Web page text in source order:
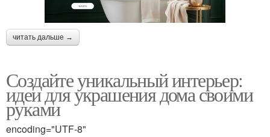
читать дальше →
Создайте уникальный интерьер:
идеи для украшения дома своими
руками
encoding="UTF-8"